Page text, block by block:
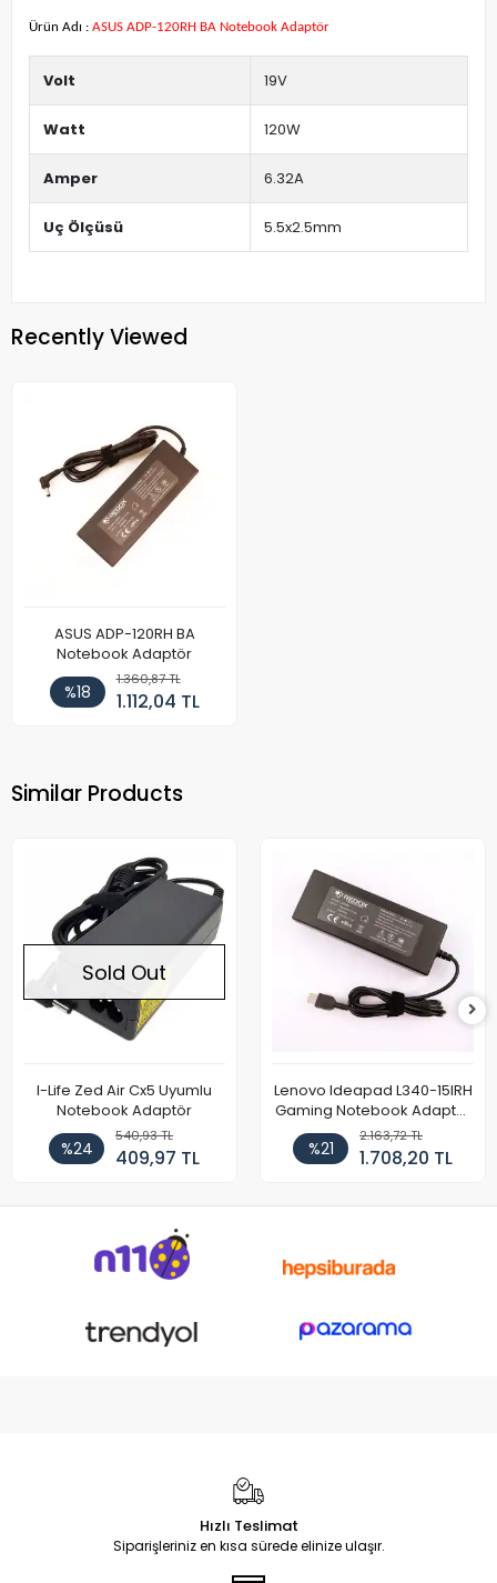
Ürün Adı : ASUS ADP-120RH BA Notebook Adaptör
Volt 19V
Watt 120W
Amper 6.32A
Uç Ölçüsü 5.5x2.5mm
Recently Viewed
ASUS ADP-120RH BA
Notebook Adaptör
%18
1.360,87 TL
1.112,04 TL
Similar Products
Sold Out
I-Life Zed Air Cx5 Uyumlu
Notebook Adaptör
%24
540,93 TL
409,97 TL
Lenovo Ideapad L340-15IRH
Gaming Notebook Adaptör
Cihazı Şarj Aleti (150W)
%21
2.163,72 TL
1.708,20 TL
Hızlı Teslimat
Siparişleriniz en kısa sürede elinize ulaşır.